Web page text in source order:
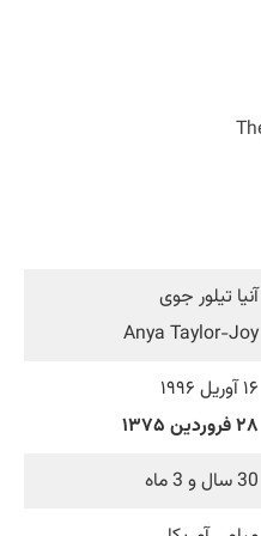
آنیا تیلور جوی
Anya Taylor-Joy
۱۶ آوریل ۱۹۹۶
۲۸ فروردین ۱۳۷۵
30 سال و 3 ماه